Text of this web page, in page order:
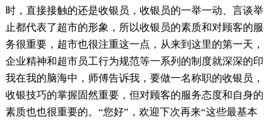
时，直接接触的还是收银员，收银员的一举一动、言谈举
止都代表了超市的形象，所以收银员的素质和对顾客的服
务很重要，超市也很注重这一点，从来到这里的第一天，
企业精神和超市员工行为规范等一系列的制度就深深的印
我在我的脑海中，师傅告诉我，要做一名称职的收银员，
收银技巧的掌握固然重要，但对顾客的服务态度和自身的
素质也也很重要的。“您好”，欢迎下次再来“这些最基本